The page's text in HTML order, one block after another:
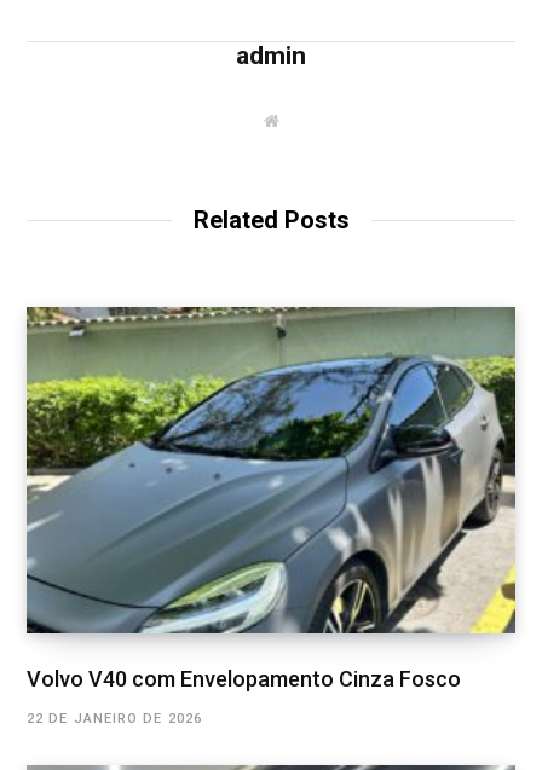
admin
W
Related Posts
Volvo V40 com Envelopamento Cinza Fosco
22 DE JANEIRO DE 2026